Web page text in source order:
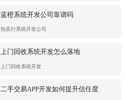
蓝橙系统开发公司靠谱吗
拍卖行系统开发公司
上门回收系统开发怎么落地
上门回收系统开发
二手交易APP开发如何提升信任度